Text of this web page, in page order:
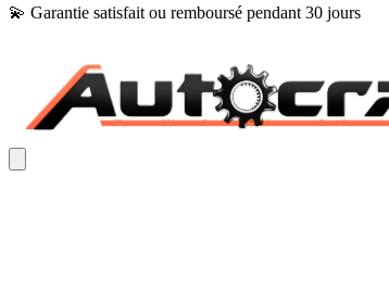
💫 Garantie satisfait ou remboursé pendant 30 jours